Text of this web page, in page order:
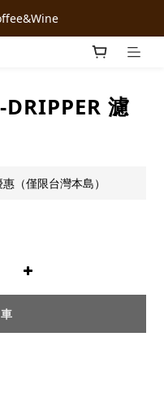
濾
（僅限台灣本島）